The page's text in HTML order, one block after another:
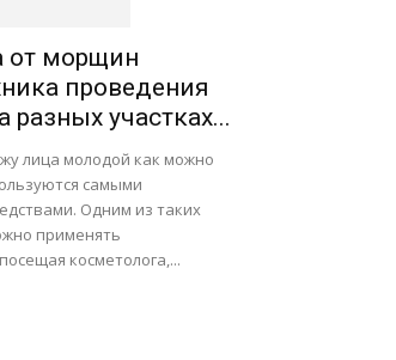
от морщин
проведения
разных участках...
лица молодой как можно
самыми
Одним из таких
применять
косметолога,...